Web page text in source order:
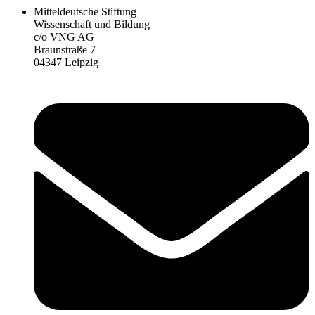
Mitteldeutsche Stiftung
Wissenschaft und Bildung
c/o VNG AG
Braunstraße 7
04347 Leipzig